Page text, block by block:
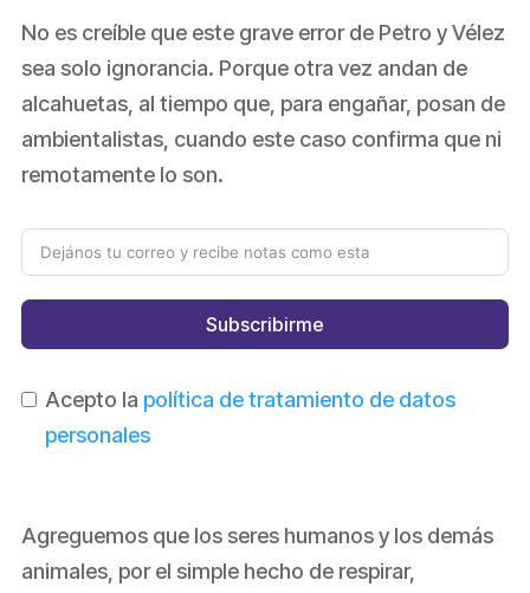
No es creíble que este grave error de Petro y Vélez
sea solo ignorancia. Porque otra vez andan de
alcahuetas, al tiempo que, para engañar, posan de
ambientalistas, cuando este caso confirma que ni
remotamente lo son.
Subscribirme
Acepto la política de tratamiento de datos
personales
Agreguemos que los seres humanos y los demás
animales, por el simple hecho de respirar,